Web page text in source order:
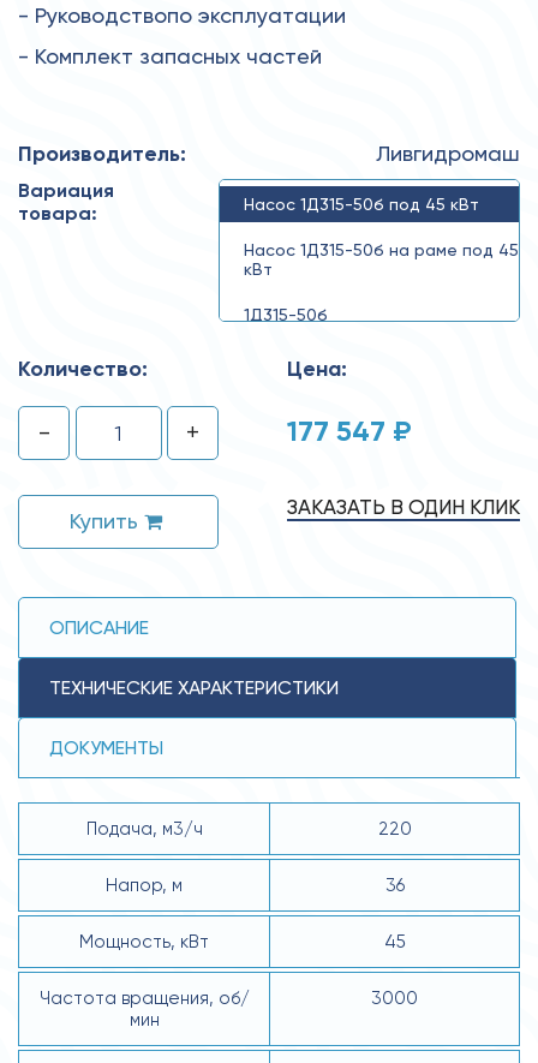
- Руководствопо эксплуатации
- Комплект запасных частей
Производитель: Ливгидромаш
Вариация
товара:
Насос 1Д315-50б под 45 кВт
Насос 1Д315-50б на раме под 45
кВт
1Д315-50б
Количество:
- +
Купить
Цена:
177 547 ₽
ЗАКАЗАТЬ В ОДИН КЛИК
ОПИСАНИЕ
ТЕХНИЧЕСКИЕ ХАРАКТЕРИСТИКИ
ДОКУМЕНТЫ
Подача, м3/ч 220
Напор, м 36
Мощность, кВт 45
Частота вращения, об/
мин
3000